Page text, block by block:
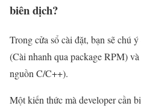
biên dịch?
Trong cửa sổ cài đặt, bạn sẽ chú
(Cài nhanh qua package RPM)
nguồn C/C++).
Một kiến thức mà developer cần